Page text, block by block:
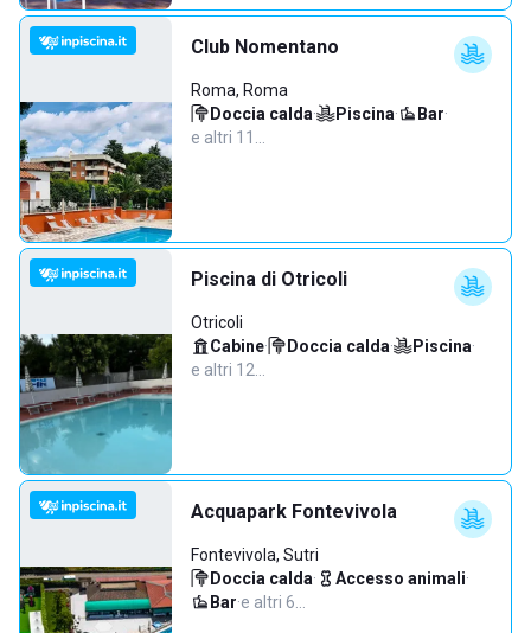
Club Nomentano
Roma, Roma
Doccia calda· Piscina· Bar·
e altri 11…
Piscina di Otricoli
Otricoli
Cabine· Doccia calda· Piscina·
e altri 12…
Acquapark Fontevivola
Fontevivola, Sutri
Doccia calda· Accesso animali·
Bar·e altri 6…